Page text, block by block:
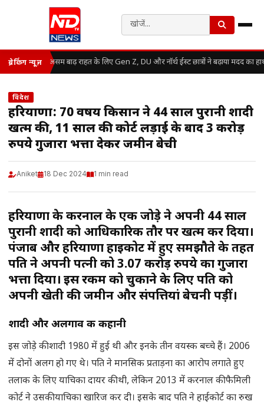
ब्रेकिंग न्यूज़ असम बाढ़ राहत के लिए Gen Z, DU और नॉर्थ ईस्ट छात्रों ने बढ़ाया मदद का
विदेश
हरियाणा: 70 वर्षीय किसान ने 44 साल पुरानी शादी
खत्म की, 11 साल की कोर्ट लड़ाई के बाद 3 करोड़
रुपये गुजारा भत्ता देकर जमीन बेची
Aniket 18 Dec 2024 1 min read
हरियाणा के करनाल के एक जोड़े ने अपनी 44 साल
पुरानी शादी को आधिकारिक तौर पर खत्म कर दिया।
पंजाब और हरियाणा हाईकोर्ट में हुए समझौते के तहत
पति ने अपनी पत्नी को 3.07 करोड़ रुपये का गुजारा
भत्ता दिया। इस रकम को चुकाने के लिए पति को
अपनी खेती की जमीन और संपत्तियां बेचनी पड़ीं।
शादी और अलगाव की कहानी
इस जोड़े की शादी 1980 में हुई थी और इनके तीन वयस्क बच्चे हैं। 2006
में दोनों अलग हो गए थे। पति ने मानसिक प्रताड़ना का आरोप लगाते हुए
तलाक के लिए याचिका दायर की थी, लेकिन 2013 में करनाल की फैमिली
कोर्ट ने उसकी याचिका खारिज कर दी। इसके बाद पति ने हाईकोर्ट का रुख